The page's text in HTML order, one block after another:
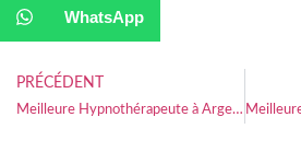
WhatsApp
PRÉCÉDENT
Meilleure Hypnothérapeute à Argentat